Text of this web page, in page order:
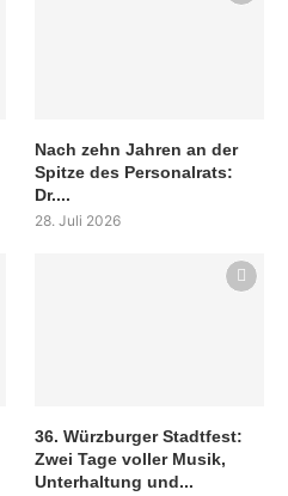
Nach zehn Jahren an der
Spitze des Personalrats:
Dr....
28. Juli 2026
36. Würzburger Stadtfest:
Zwei Tage voller Musik,
Unterhaltung und...